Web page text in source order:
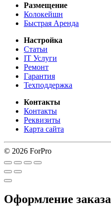
Размещение
Колокейшн
Быстрая Аренда
Настройка
Статьи
IT Услуги
Ремонт
Гарантия
Техподдержка
Контакты
Контакты
Реквизиты
Карта сайта
© 2026 ForPro
Оформление заказа